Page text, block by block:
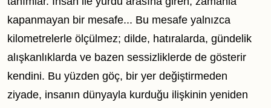
kapanmayan bir mesafe... Bu mesafe yalnızca
kilometrelerle ölçülmez; dilde, hatıralarda, gündelik
alışkanlıklarda ve bazen sessizliklerde de gösterir
kendini. Bu yüzden göç, bir yer değiştirmeden
ziyade, insanın dünyayla kurduğu ilişkinin yeniden